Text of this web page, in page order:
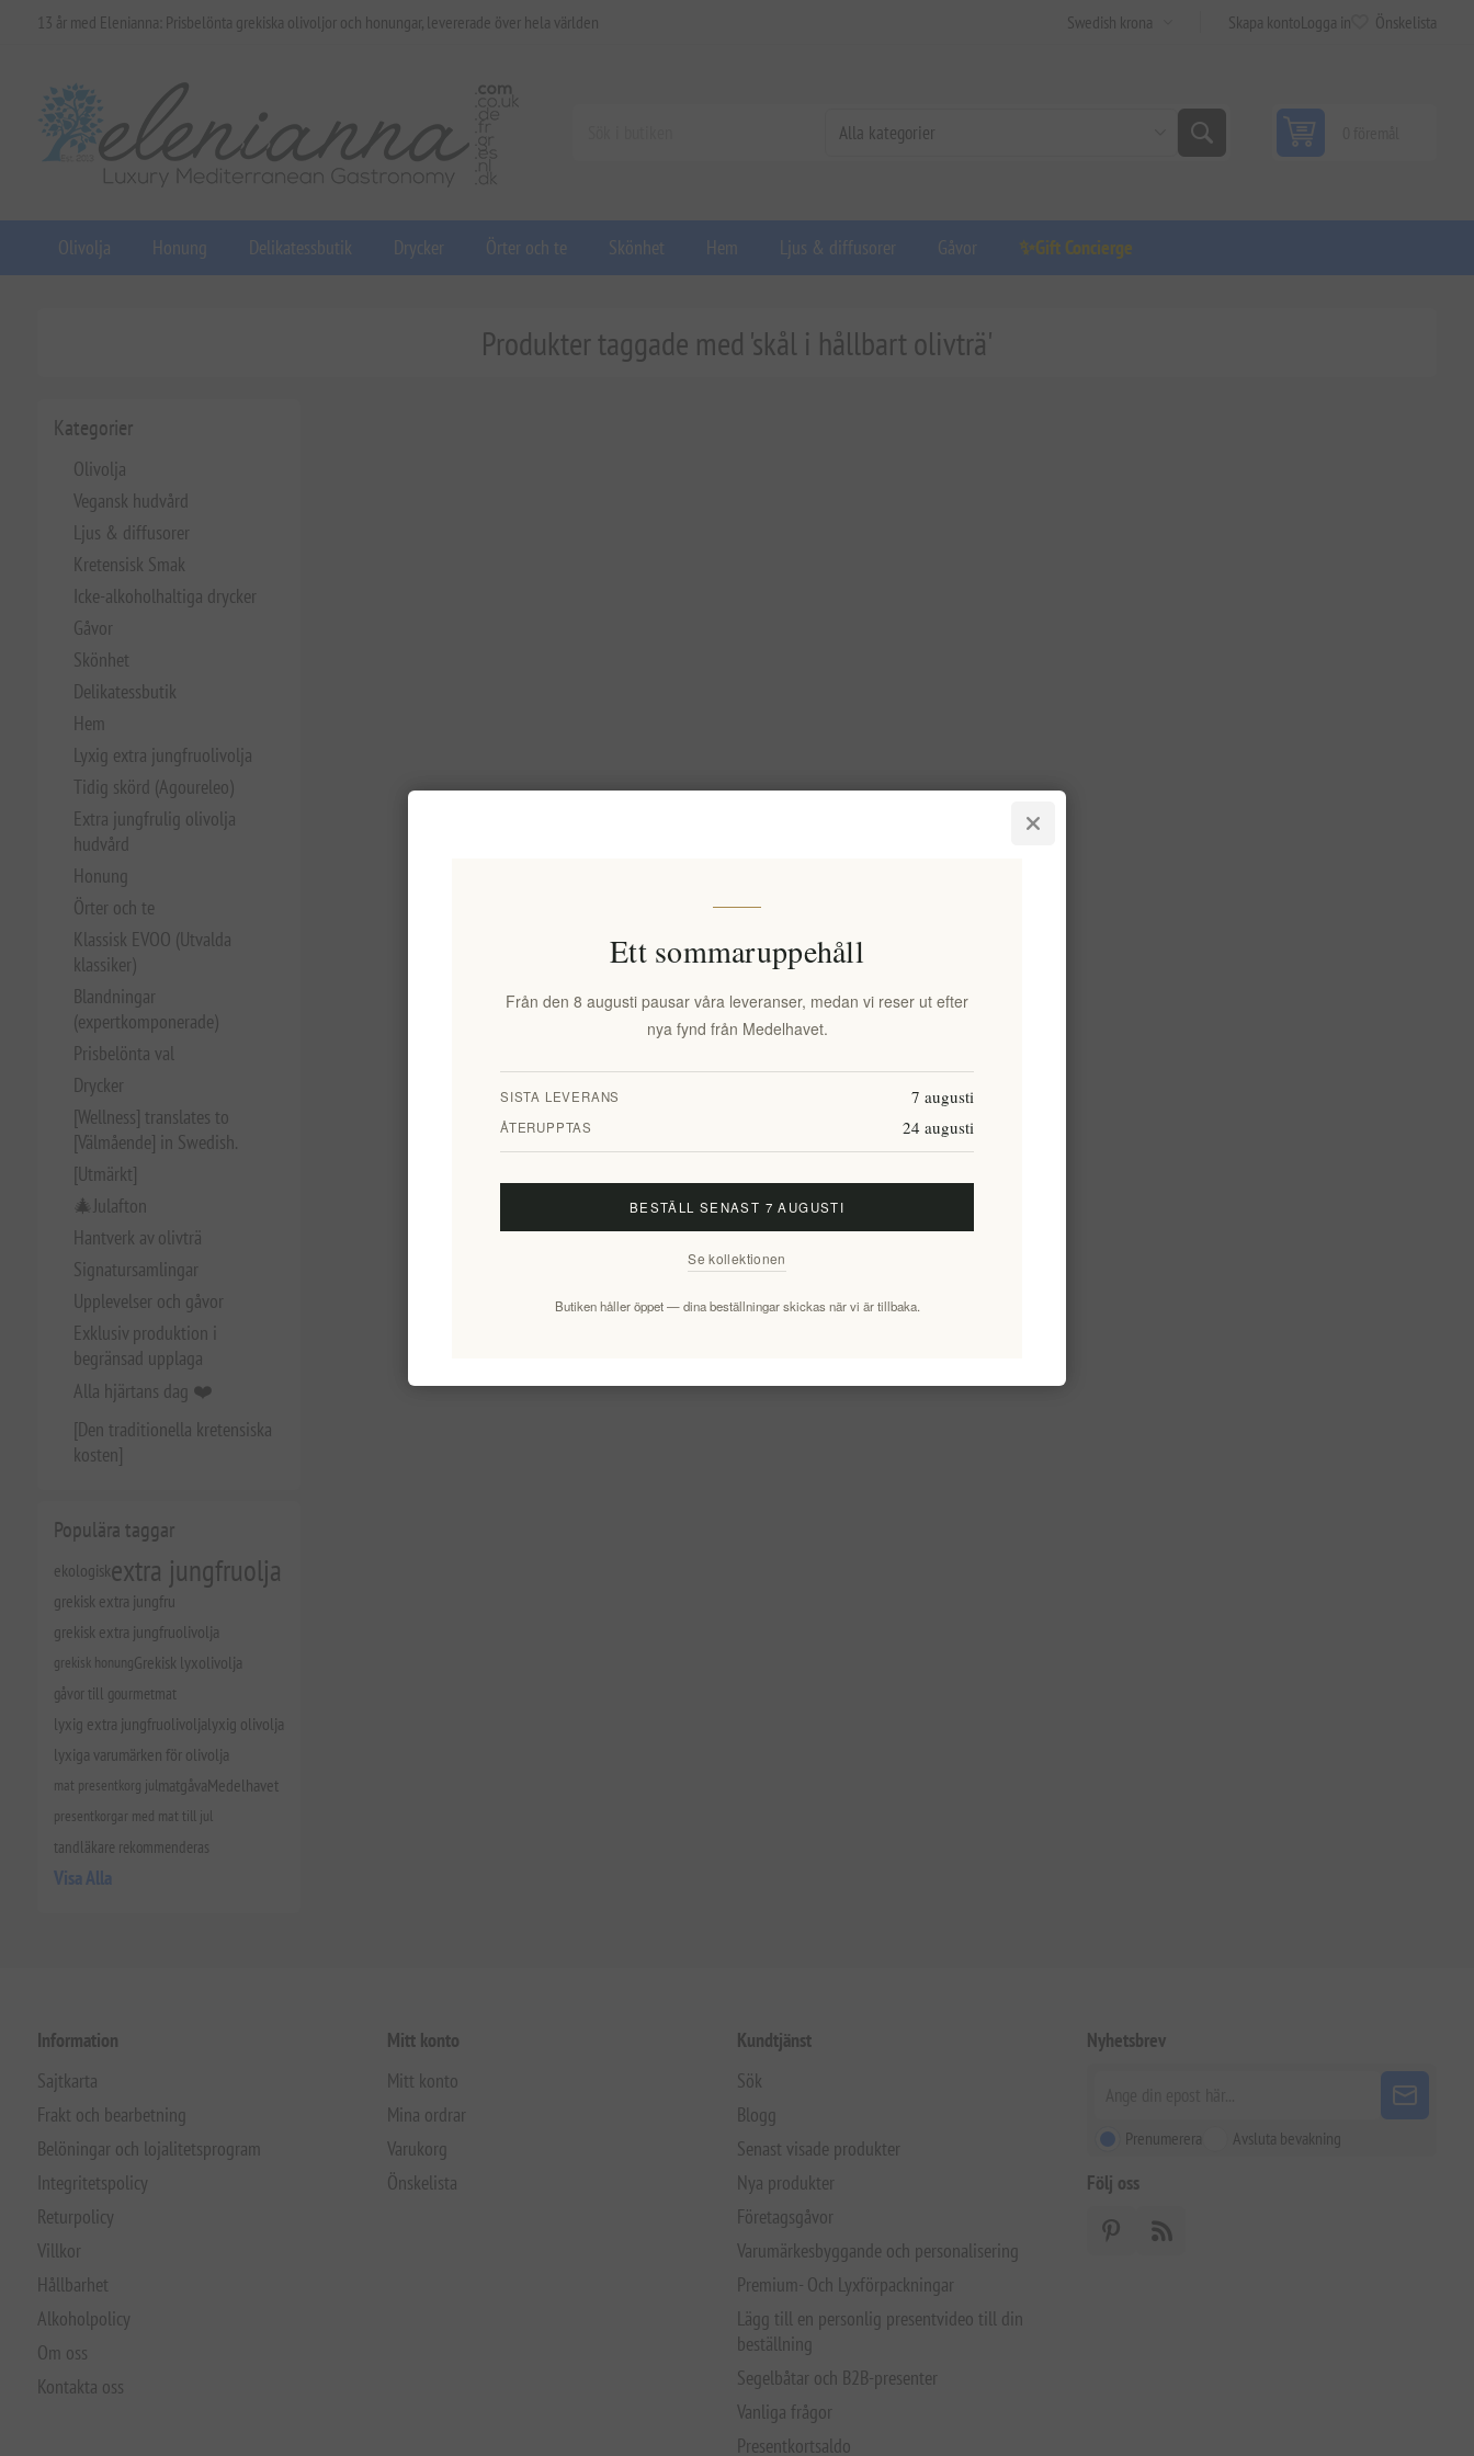
13 år med Elenianna: Prisbelönta grekiska olivoljor och honungar, levererade över hela världen Skapa kontoLogga in Önskelista
Olivolja Honung Delikatessbutik Drycker Örter och te Skönhet Hem Ljus & diffusorer Gåvor ✨Gift Concierge
Kategorier
Olivolja
Vegansk hudvård
Ljus & diffusorer
Kretensisk Smak
Icke-alkoholhaltiga drycker
Gåvor
Skönhet
Delikatessbutik
Hem
Lyxig extra jungfruolivolja
Tidig skörd (Agoureleo)
Extra jungfrulig olivolja
hudvård
Honung
Örter och te
Klassisk EVOO (Utvalda
klassiker)
Blandningar
(expertkomponerade)
Prisbelönta val
Drycker
[Wellness] translates to
[Välmående] in Swedish.
[Utmärkt]
🎄Julafton
Hantverk av olivträ
Signatursamlingar
Upplevelser och gåvor
Exklusiv produktion i
begränsad upplaga
Alla hjärtans dag ❤️
[Den traditionella kretensiska
kosten]
Populära taggar
ekologiskextra jungfruolja
grekisk extra jungfru
grekisk extra jungfruolivolja
grekisk honungGrekisk lyxolivolja
gåvor till gourmetmat
lyxig extra jungfruolivoljalyxig olivolja
lyxiga varumärken för olivolja
mat presentkorg julmatgåvaMedelhavet
presentkorgar med mat till jul
tandläkare rekommenderas
Visa Alla
Produkter taggade med 'skål i hållbart olivträ'
Information
Sajtkarta
Frakt och bearbetning
Belöningar och lojalitetsprogram
Integritetspolicy
Returpolicy
Villkor
Hållbarhet
Alkoholpolicy
Om oss
Kontakta oss
Mitt konto
Mitt konto
Mina ordrar
Varukorg
Önskelista
Kundtjänst
Sök
Blogg
Senast visade produkter
Nya produkter
Företagsgåvor
Varumärkesbyggande och personalisering
Premium- Och Lyxförpackningar
Lägg till en personlig presentvideo till din
beställning
Segelbåtar och B2B-presenter
Vanliga frågor
Presentkortsaldo
Nyhetsbrev
Prenumerera Avsluta bevakning
Följ oss
Ett sommaruppehåll
Från den 8 augusti pausar våra leveranser, medan vi reser ut efter
nya fynd från Medelhavet.
SISTA LEVERANS 7 augusti
ÅTERUPPTAS 24 augusti
BESTÄLL SENAST 7 AUGUSTI
Se kollektionen
Butiken håller öppet — dina beställningar skickas när vi är tillbaka.